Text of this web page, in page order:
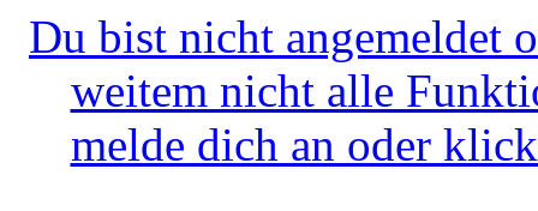
Du bist nicht angemeldet
weitem nicht alle
melde dich an oder